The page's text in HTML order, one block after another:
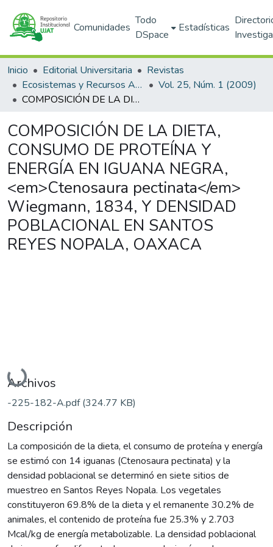
Comunidades
Todo
DSpace
Estadísticas
Inicio Editorial Universitaria
Revistas
Ecosistemas y Recursos Agropecuarios
Vol. 25, Núm. 1 (2009)
COMPOSICIÓN DE LA DIETA, CONSUMO DE PROTEÍNA Y ENERGÍA EN IGUANA NEGRA, <em>Ctenosaura pectinata</em> Wiegmann, 1834, Y DENSIDAD POBLACIONAL EN SANTOS REYES NOPALA, OAXACA
COMPOSICIÓN DE LA DIETA,
CONSUMO DE PROTEÍNA Y
ENERGÍA EN IGUANA NEGRA,
<em>Ctenosaura pectinata</em>
Wiegmann, 1834, Y DENSIDAD
POBLACIONAL EN SANTOS
REYES NOPALA, OAXACA
Cargando...
Archivos
-225-182-A.pdf(324.77 KB)
Descripción
La composición de la dieta, el consumo de proteína y energía
se estimó con 14 iguanas (Ctenosaura pectinata) y la
densidad poblacional se determinó en siete sitios de
muestreo en Santos Reyes Nopala. Los vegetales
constituyeron 69.8% de la dieta y el remanente 30.2% de
animales, el contenido de proteína fue 25.3% y 2.703
Mcal/kg de energía metabolizable. La densidad poblacional